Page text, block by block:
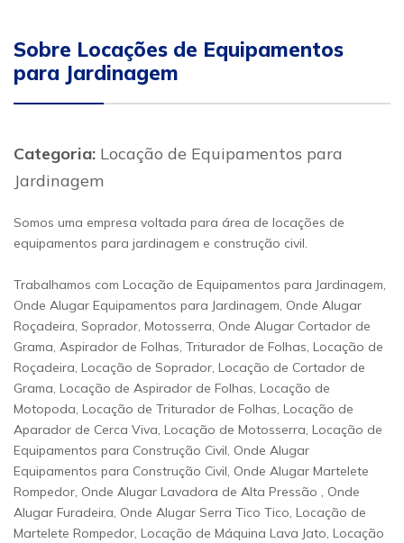
Sobre Locações de Equipamentos
para Jardinagem
Categoria: Locação de Equipamentos para
Jardinagem
Somos uma empresa voltada para área de locações de
equipamentos para jardinagem e construção civil.
Trabalhamos com Locação de Equipamentos para Jardinagem,
Onde Alugar Equipamentos para Jardinagem, Onde Alugar
Roçadeira, Soprador, Motosserra, Onde Alugar Cortador de
Grama, Aspirador de Folhas, Triturador de Folhas, Locação de
Roçadeira, Locação de Soprador, Locação de Cortador de
Grama, Locação de Aspirador de Folhas, Locação de
Motopoda, Locação de Triturador de Folhas, Locação de
Aparador de Cerca Viva, Locação de Motosserra, Locação de
Equipamentos para Construção Civil, Onde Alugar
Equipamentos para Construção Civil, Onde Alugar Martelete
Rompedor, Onde Alugar Lavadora de Alta Pressão , Onde
Alugar Furadeira, Onde Alugar Serra Tico Tico, Locação de
Martelete Rompedor, Locação de Máquina Lava Jato, Locação